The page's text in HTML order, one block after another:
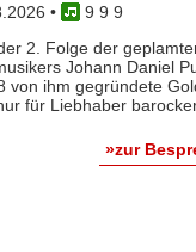
•
9 9 9
2. Folge der
Johann Daniel
von ihm gegründete
für Liebhaber
»zur